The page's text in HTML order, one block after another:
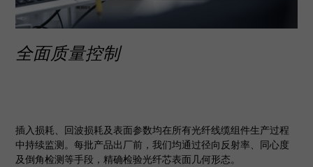
全面质量控制
插入损耗、回波损耗及表面参数均在所有光纤线缆组件生产过程
中持续监测。每批产品出厂前，我们均通过径向反射率、同心度
及倒角检测等手段，精确检验光纤芯表面几何形态。